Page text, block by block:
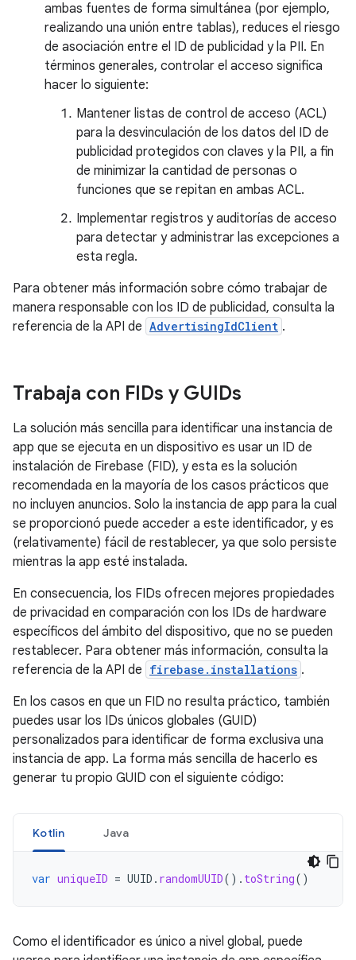
ambas fuentes de forma simultánea (por ejemplo,
realizando una unión entre tablas), reduces el riesgo
de asociación entre el ID de publicidad y la PII. En
términos generales, controlar el acceso significa
hacer lo siguiente:
Mantener listas de control de acceso (ACL)
para la desvinculación de los datos del ID de
publicidad protegidos con claves y la PII, a fin
de minimizar la cantidad de personas o
funciones que se repitan en ambas ACL.
Implementar registros y auditorías de acceso
para detectar y administrar las excepciones a
esta regla.
Para obtener más información sobre cómo trabajar de
manera responsable con los ID de publicidad, consulta la
referencia de la API de AdvertisingIdClient .
Trabaja con FIDs y GUIDs
La solución más sencilla para identificar una instancia de
app que se ejecuta en un dispositivo es usar un ID de
instalación de Firebase (FID), y esta es la solución
recomendada en la mayoría de los casos prácticos que
no incluyen anuncios. Solo la instancia de app para la cual
se proporcionó puede acceder a este identificador, y es
(relativamente) fácil de restablecer, ya que solo persiste
mientras la app esté instalada.
En consecuencia, los FIDs ofrecen mejores propiedades
de privacidad en comparación con los IDs de hardware
específicos del ámbito del dispositivo, que no se pueden
restablecer. Para obtener más información, consulta la
referencia de la API de firebase.installations .
En los casos en que un FID no resulta práctico, también
puedes usar los IDs únicos globales (GUID)
personalizados para identificar de forma exclusiva una
instancia de app. La forma más sencilla de hacerlo es
generar tu propio GUID con el siguiente código:
Kotlin Java
var uniqueID = UUID . randomUUID(). toString()
Como el identificador es único a nivel global, puede